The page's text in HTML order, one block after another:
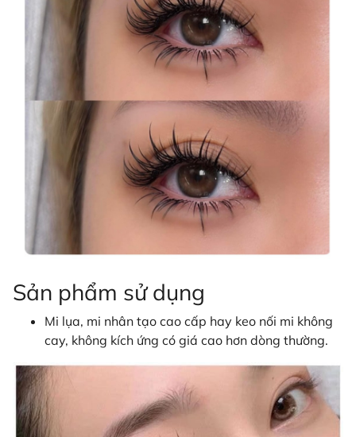
Sản phẩm sử dụng
Mi lụa, mi nhân tạo cao cấp hay keo nối mi không
cay, không kích ứng có giá cao hơn dòng thường.